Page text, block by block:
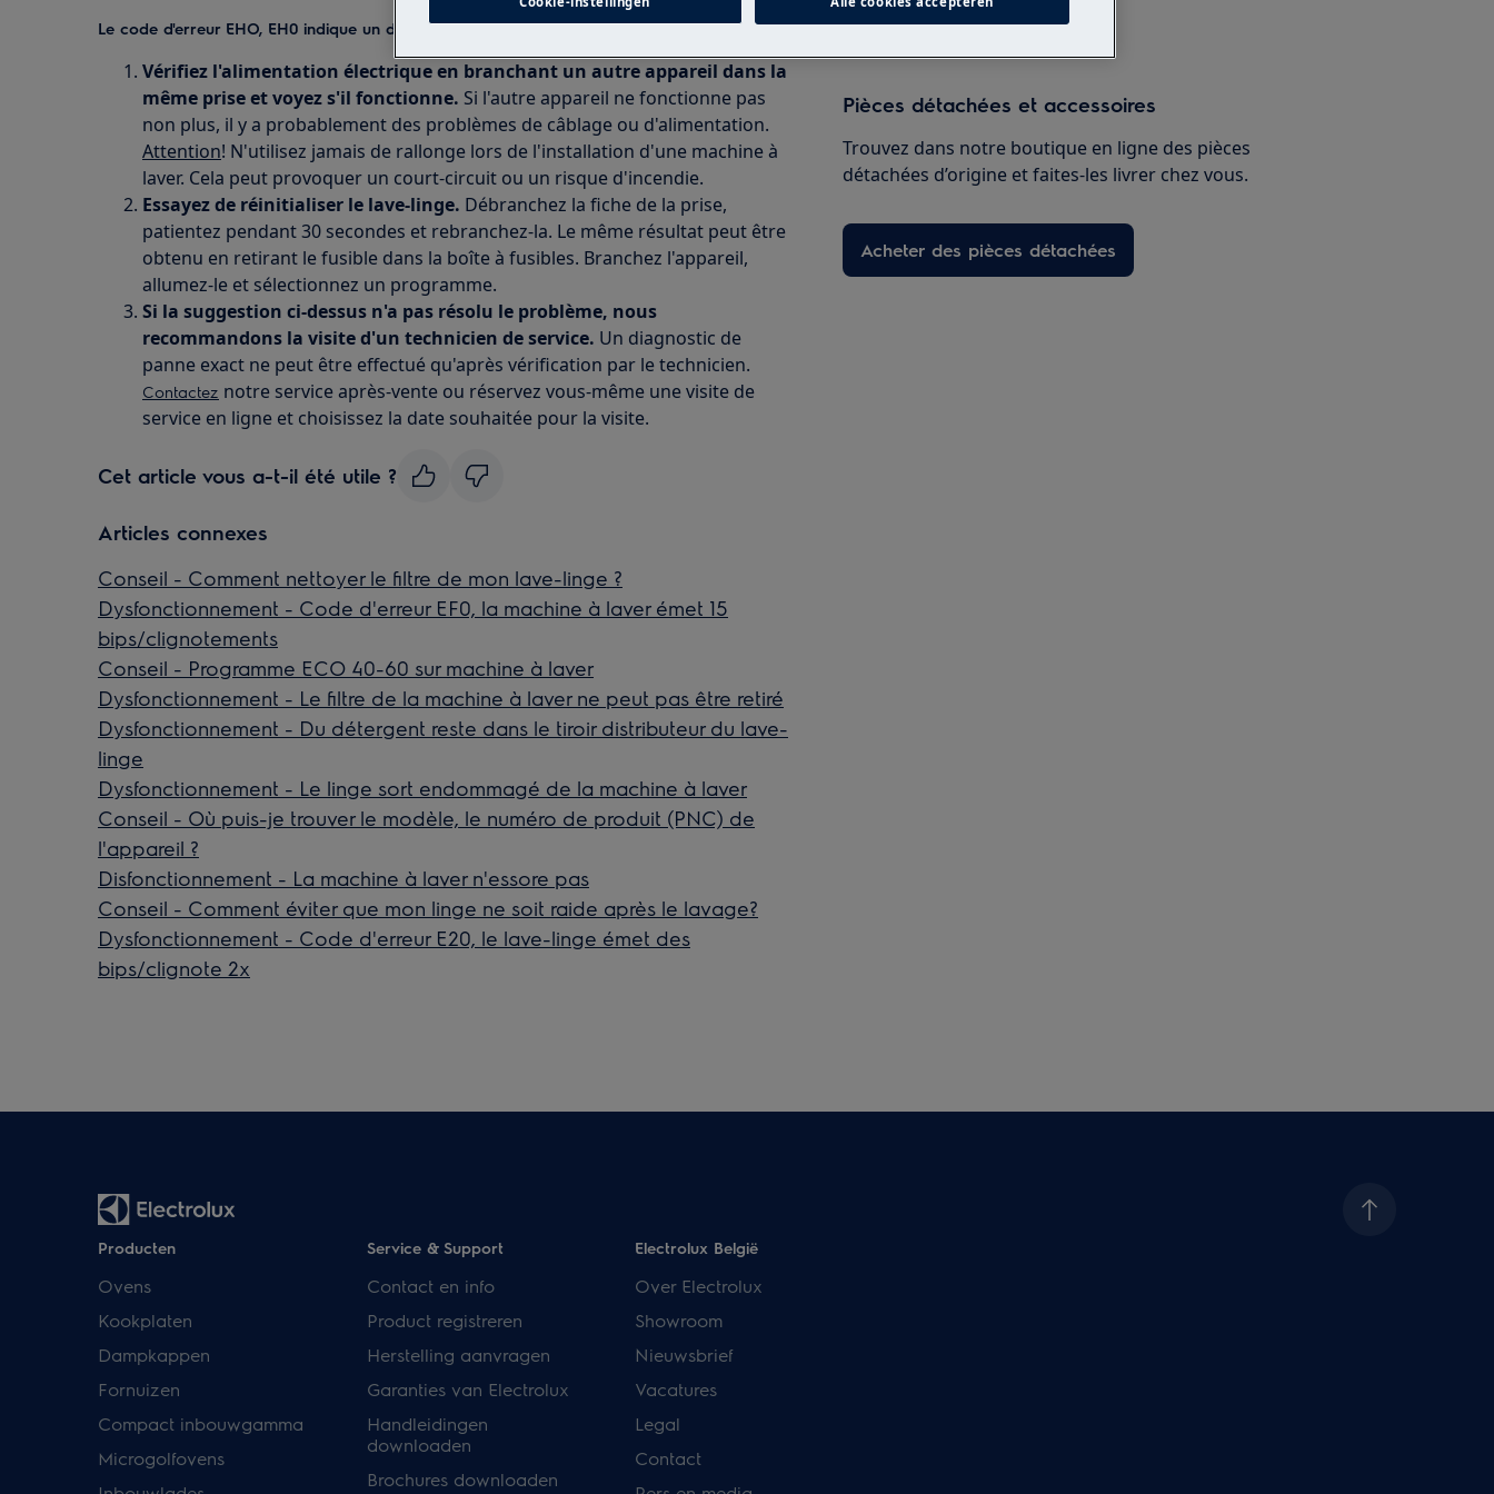
Le code d'erreur EHO, EH0 indique un disfonctionnement de l'alimentation électrique.
Vérifiez l'alimentation électrique en branchant un autre appareil dans la
même prise et voyez s'il fonctionne. Si l'autre appareil ne fonctionne pas
non plus, il y a probablement des problèmes de câblage ou d'alimentation.
Attention! N'utilisez jamais de rallonge lors de l'installation d'une machine à
laver. Cela peut provoquer un court-circuit ou un risque d'incendie.
Essayez de réinitialiser le lave-linge. Débranchez la fiche de la prise,
patientez pendant 30 secondes et rebranchez-la. Le même résultat peut être
obtenu en retirant le fusible dans la boîte à fusibles. Branchez l'appareil,
allumez-le et sélectionnez un programme.
Si la suggestion ci-dessus n'a pas résolu le problème, nous
recommandons la visite d'un technicien de service. Un diagnostic de
panne exact ne peut être effectué qu'après vérification par le technicien.
Contactez notre service après-vente ou réservez vous-même une visite de
service en ligne et choisissez la date souhaitée pour la visite.
Cet article vous a-t-il été utile ?
Articles connexes
Conseil - Comment nettoyer le filtre de mon lave-linge ?
Dysfonctionnement - Code d'erreur EF0, la machine à laver émet 15
bips/clignotements
Conseil - Programme ECO 40-60 sur machine à laver
Dysfonctionnement - Le filtre de la machine à laver ne peut pas être retiré
Dysfonctionnement - Du détergent reste dans le tiroir distributeur du lave-
linge
Dysfonctionnement - Le linge sort endommagé de la machine à laver
Conseil - Où puis-je trouver le modèle, le numéro de produit (PNC) de
l'appareil ?
Disfonctionnement - La machine à laver n'essore pas
Conseil - Comment éviter que mon linge ne soit raide après le lavage?
Dysfonctionnement - Code d'erreur E20, le lave-linge émet des
bips/clignote 2x
Pièces détachées et accessoires
Trouvez dans notre boutique en ligne des pièces
détachées d’origine et faites-les livrer chez vous.
Acheter des pièces détachées
Producten
Ovens
Kookplaten
Dampkappen
Fornuizen
Compact inbouwgamma
Microgolfovens
Service & Support
Contact en info
Product registreren
Herstelling aanvragen
Garanties van Electrolux
Handleidingen
downloaden
Brochures downloaden
Electrolux België
Over Electrolux
Showroom
Nieuwsbrief
Vacatures
Legal
Contact